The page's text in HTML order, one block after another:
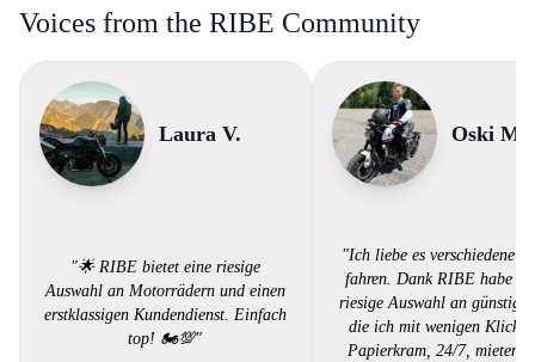
Voices from the RIBE Community
Laura V.
"🌟 RIBE bietet eine riesige
Auswahl an Motorrädern und einen
erstklassigen Kundendienst. Einfach
top! 🏍️💯"
Oski M.
"Ich liebe es verschiedene
fahren. Dank RIBE habe
riesige Auswahl an
die ich mit wenigen Klicks,
Papierkram, 24/7, mieten